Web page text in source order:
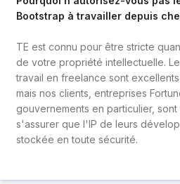
Bootstrap à travailler depuis
TE est connu pour être stricte
de votre propriété intellectuelle.
travail en freelance sont
mais nos clients, entreprises
gouvernements en particulier,
s'assurer que l'IP de leurs
stockée en toute sécurité.